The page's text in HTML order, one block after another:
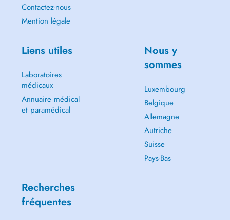
Contactez-nous
Mention légale
Liens utiles
Laboratoires
médicaux
Annuaire médical
et paramédical
Nous y
sommes
Luxembourg
Belgique
Allemagne
Autriche
Suisse
Pays-Bas
Recherches
fréquentes